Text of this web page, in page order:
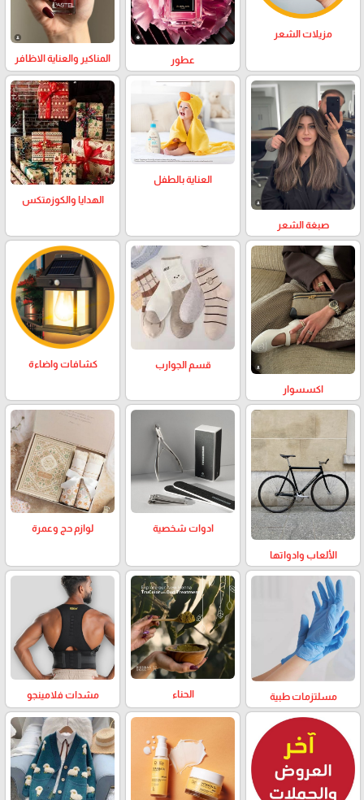
مزيلات الشعر
عطور المناكير والعناية الاظافر
صبغة الشعر
العناية بالطفل
الهدايا والكوزمتكس
اكسسوار
قسم الجوارب كشافات واضاءة
الألعاب وادواتها
ادوات شخصية لوازم حج وعمرة
مسلتزمات طبية الحناء مشدات فلامينجو